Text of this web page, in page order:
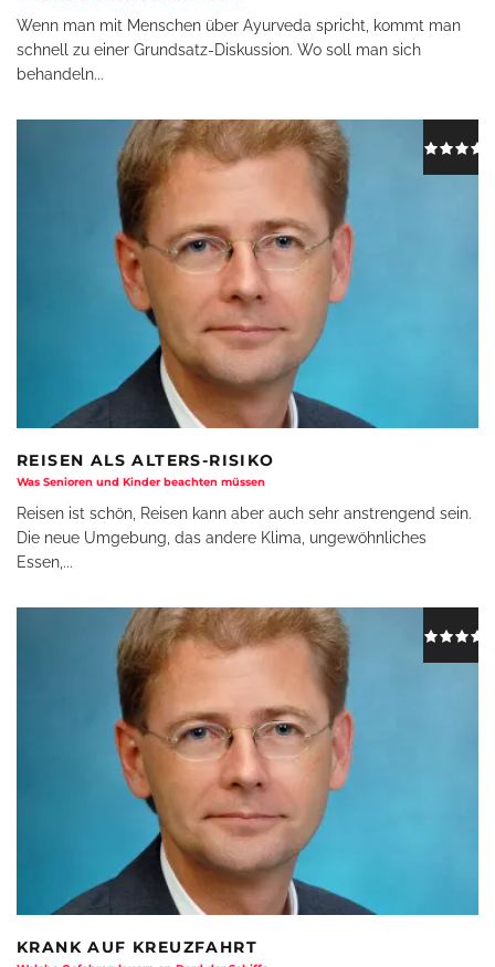
Wenn man mit Menschen über Ayurveda spricht, kommt man
schnell zu einer Grundsatz-Diskussion. Wo soll man sich
behandeln...
REISEN ALS ALTERS-RISIKO
Was Senioren und Kinder beachten müssen
Reisen ist schön, Reisen kann aber auch sehr anstrengend sein.
Die neue Umgebung, das andere Klima, ungewöhnliches
Essen, ...
KRANK AUF KREUZFAHRT